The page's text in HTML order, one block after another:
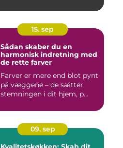
15. sep
Sådan skaber du en
harmonisk indretning med
de rette farver
Farver er mere end blot pynt
på væggene – de sætter
stemningen i dit hjem, p...
09. sep